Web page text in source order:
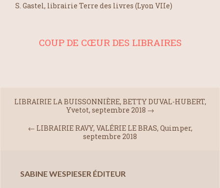
S. Gastel, librairie Terre des livres (Lyon VIIe)
COUP DE CŒUR DES LIBRAIRES
LIBRAIRIE LA BUISSONNIÈRE, BETTY DUVAL-HUBERT,
Yvetot, septembre 2018 →
← LIBRAIRIE RAVY, VALÉRIE LE BRAS, Quimper,
septembre 2018
SABINE WESPIESER ÉDITEUR